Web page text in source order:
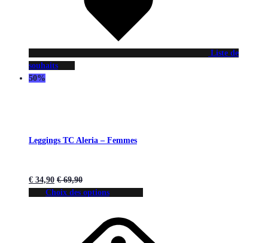
Liste de
souhaits
50%
Leggings TC Aleria – Femmes
€ 34,90 €69,90
Choix des options